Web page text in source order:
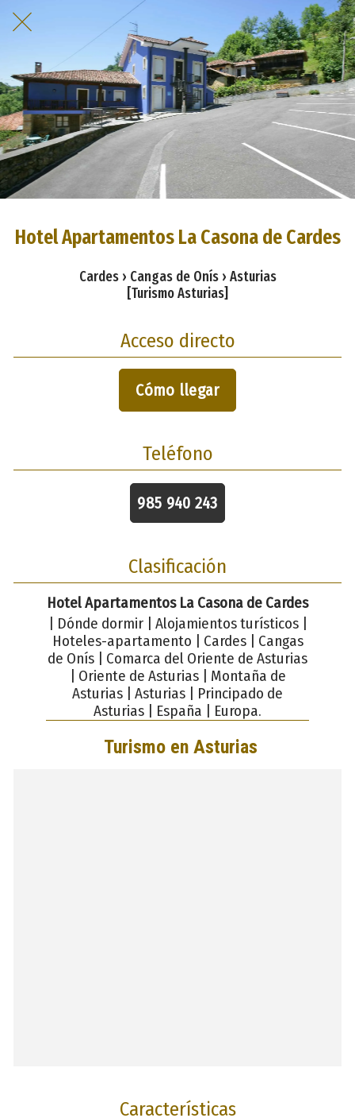
Hotel Apartamentos La Casona de Cardes
Cardes › Cangas de Onís › Asturias
[Turismo Asturias]
Acceso directo
Cómo llegar
Teléfono
985 940 243
Clasificación
Hotel Apartamentos La Casona de Cardes
| Dónde dormir | Alojamientos turísticos |
Hoteles-apartamento | Cardes | Cangas
de Onís | Comarca del Oriente de Asturias
| Oriente de Asturias | Montaña de
Asturias | Asturias | Principado de
Asturias | España | Europa.
Características